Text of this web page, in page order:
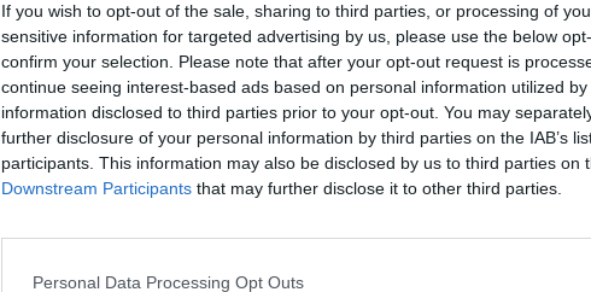
If you wish to opt-out of the sale, sharing to third parties, or processing of
sensitive information for targeted advertising by us, please use the below
confirm your selection. Please note that after your opt-out request is
continue seeing interest-based ads based on personal information utilized
information disclosed to third parties prior to your opt-out. You may
further disclosure of your personal information by third parties on the IAB’s
participants. This information may also be disclosed by us to third parties on
Downstream Participants that may further disclose it to other third parties.
Personal Data Processing Opt Outs